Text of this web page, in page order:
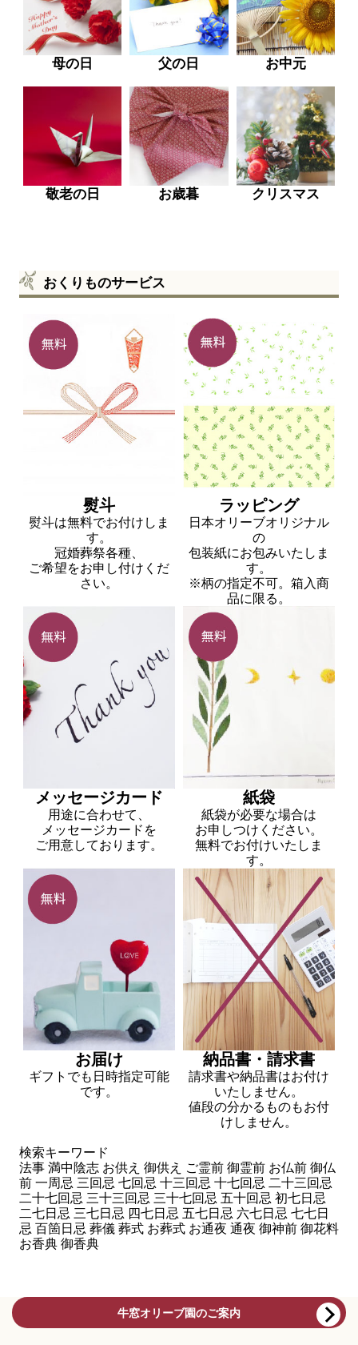
母の日 父の日 お中元
敬老の日 お歳暮 クリスマス
おくりものサービス
熨斗
熨斗は無料でお付けしま
す。
冠婚葬祭各種、
ご希望をお申し付けくだ
さい。
ラッピング
日本オリーブオリジナル
の
包装紙にお包みいたしま
す。
※柄の指定不可。箱入商
品に限る。
メッセージカード
用途に合わせて、
メッセージカードを
ご用意しております。
紙袋
紙袋が必要な場合は
お申しつけください。
無料でお付けいたしま
す。
お届け
ギフトでも日時指定可能
です。
納品書・請求書
請求書や納品書はお付け
いたしません。
値段の分かるものもお付
けしません。
検索キーワード
法事 満中陰志 お供え 御供え ご霊前 御霊前 お仏前 御仏
前 一周忌 三回忌 七回忌 十三回忌 十七回忌 二十三回忌
二十七回忌 三十三回忌 三十七回忌 五十回忌 初七日忌
二七日忌 三七日忌 四七日忌 五七日忌 六七日忌 七七日
忌 百箇日忌 葬儀 葬式 お葬式 お通夜 通夜 御神前 御花料
お香典 御香典
牛窓オリーブ園のご案内